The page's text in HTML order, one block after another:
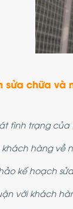
sửa chữa
tình trạng
khách hàng về
kế hoạch
với khách